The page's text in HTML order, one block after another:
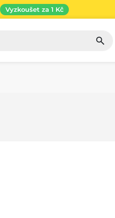
Vyzkoušet za 1 Kč